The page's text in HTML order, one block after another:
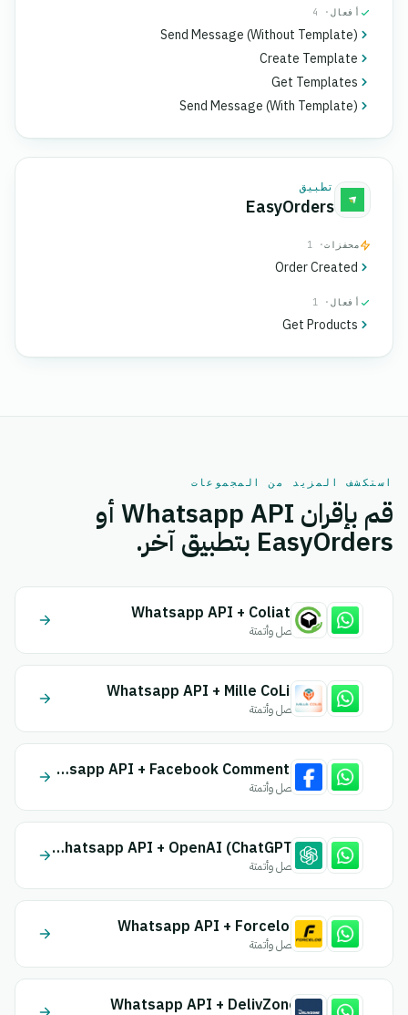
أفعال · 4
Send Message (Without Template)
Create Template
Get Templates
Send Message (With Template)
تطبيق
EasyOrders
محفزات· 1
Order Created
أفعال · 1
Get Products
استكشف المزيد من المجموعات
قم بإقران Whatsapp API أو
EasyOrders بتطبيق آخر.
Whatsapp API + Coliaty
اتصل وأتمتة
Whatsapp API + Mille CoLis
اتصل وأتمتة
Whatsapp API + Facebook Comments
اتصل وأتمتة
Whatsapp API + OpenAI (ChatGPT)
اتصل وأتمتة
Whatsapp API + Forcelog
اتصل وأتمتة
Whatsapp API + DelivZone